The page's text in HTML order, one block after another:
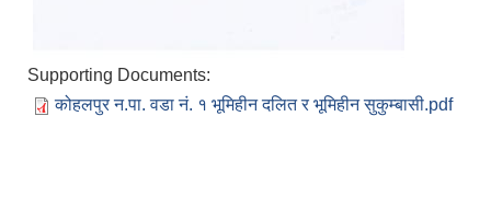
Supporting Documents:
कोहलपुर न.पा. वडा नं. १ भूमिहीन दलित र भूमिहीन सुकुम्बासी.pdf